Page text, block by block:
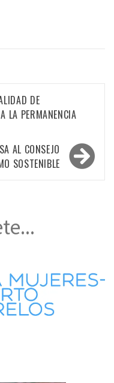
DE
LA PERMANENCIA
AL CONSEJO
SOSTENIBLE